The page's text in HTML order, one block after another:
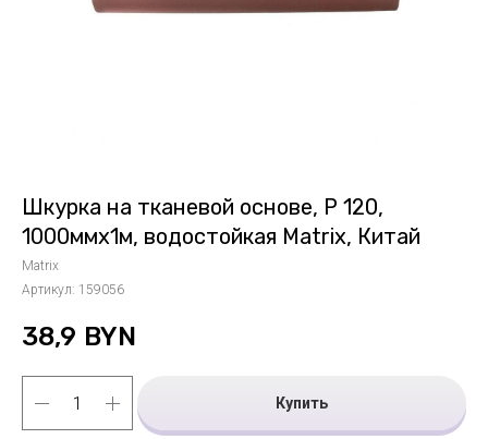
Шкурка на тканевой основе, Р 120,
1000ммх1м, водостойкая Matrix, Китай
Matrix
Артикул: 159056
38,9 BYN
Купить